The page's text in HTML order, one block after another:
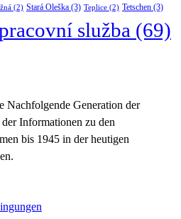
(2) Stará Oleška (3) Teplice (2) Tetschen (3)
služba (69)
Nachfolgende Generation der
Informationen zu den
bis 1945 in der heutigen